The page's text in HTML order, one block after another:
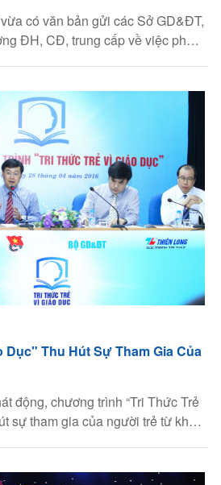
có văn bản gửi các Sở GD&ĐT,
ĐH, CĐ, trung cấp về việc phối
Dục" Thu Hút Sự Tham Gia Của
động, chương trình “Tri Thức Trẻ
sự tham gia của người trẻ từ khắp
trăn trở và khát khao cống hiến